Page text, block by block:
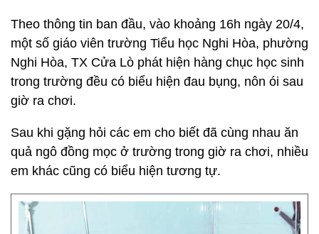
Theo thông tin ban đầu, vào khoảng 16h ngày 20/4,
một số giáo viên trường Tiểu học Nghi Hòa, phường
Nghi Hòa, TX Cửa Lò phát hiện hàng chục học sinh
trong trường đều có biểu hiện đau bụng, nôn ói sau
giờ ra chơi.
Sau khi gặng hỏi các em cho biết đã cùng nhau ăn
quả ngô đồng mọc ở trường trong giờ ra chơi, nhiều
em khác cũng có biểu hiện tương tự.